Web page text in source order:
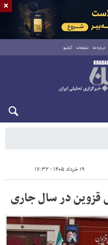
درباره ما تبلیغات آرشیو
۱۹ خرداد ۱۴۰۵ - ۱۷:۳۲
قزوین در سال جاری
×